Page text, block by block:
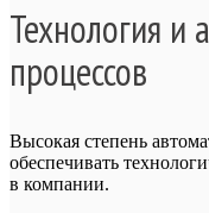
Технология и
процессов
Высокая степень
обеспечивать
в компании.